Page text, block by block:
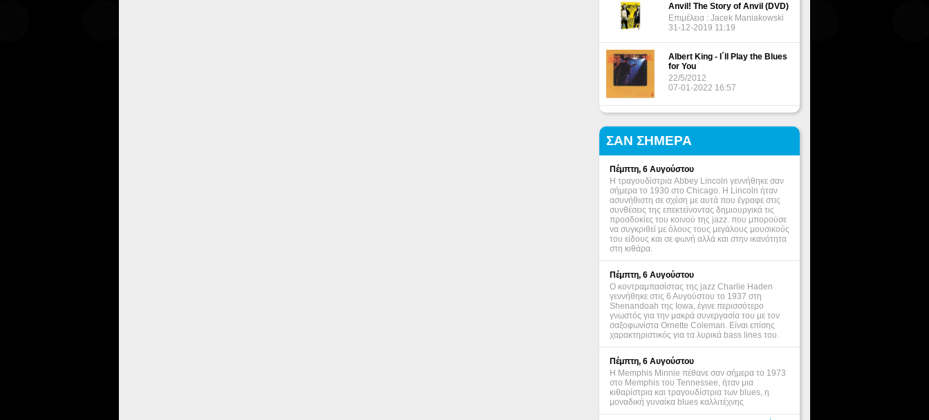
Anvil! The Story of Anvil (DVD)
Επιμέλεια : Jacek Maniakowski
31-12-2019 11:19
Albert King - I΄ll Play the Blues
for You
22/5/2012
07-01-2022 16:57
ΣΑΝ ΣΗΜΕΡΑ
Πέμπτη, 6 Αυγούστου
Η τραγουδίστρια Abbey Lincoln γεννήθηκε σαν
σήμερα το 1930 στο Chicago. Η Lincoln ήταν
ασυνήθιστη σε σχέση με αυτά που έγραφε στις
συνθέσεις της επεκτείνοντας δημιουργικά τις
προσδοκίες του κοινού της jazz. που μπορούσε
να συγκριθεί με όλους τους μεγάλους μουσικούς
του είδους και σε φωνή αλλά και στην ικανότητα
στη κιθάρα.
Πέμπτη, 6 Αυγούστου
Ο κοντραμπασίστας της jazz Charlie Haden
γεννήθηκε στις 6 Αυγούστου το 1937 στη
Shenandoah της Iowa, έγινε περισσότερο
γνωστός για την μακρά συνεργασία του με τον
σαξοφωνίστα Ornette Coleman. Είναι επίσης
χαρακτηριστικός για τα λυρικά bass lines του.
Πέμπτη, 6 Αυγούστου
Η Memphis Minnie πέθανε σαν σήμερα το 1973
στο Memphis του Tennessee, ήταν μια
κιθαρίστρια και τραγουδίστρια των blues, η
μοναδική γυναίκα blues καλλιτέχνης